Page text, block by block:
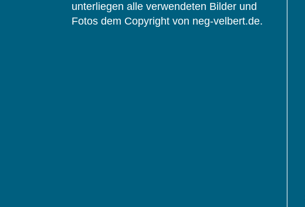
unterliegen alle verwendeten Bilder und
Fotos dem Copyright von neg-velbert.de.